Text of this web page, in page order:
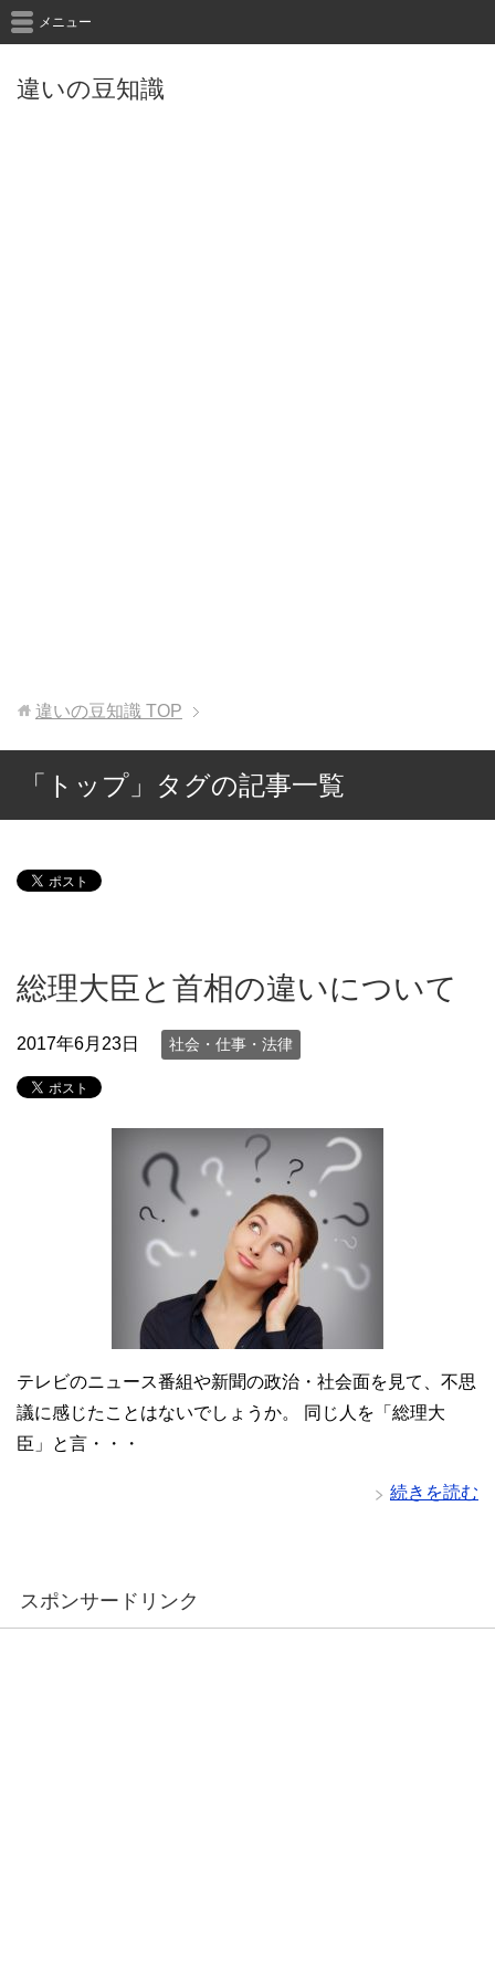
違いの豆知識
メニュー
違いの豆知識 TOP
「トップ」タグの記事一覧
総理大臣と首相の違いについて
2017年6月23日 社会・仕事・法律
テレビのニュース番組や新聞の政治・社会面を見て、不思
議に感じたことはないでしょうか。 同じ人を「総理大
臣」と言・・・
続きを読む
スポンサードリンク